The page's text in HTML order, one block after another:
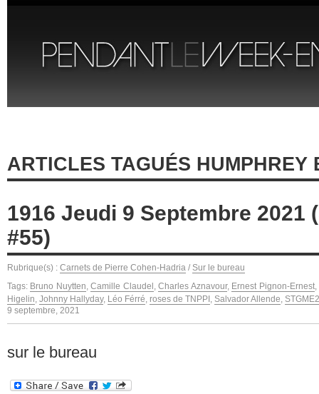
ARTICLES TAGUÉS HUMPHREY
1916 Jeudi 9 Septembre 2021
#55)
Rubrique(s) : Carnets de Pierre Cohen-Hadria / Sur le bureau
Tags: Bruno Nuytten,Camille Claudel ,Charles Aznavour, Ernest Pignon-Ernest,
Higelin, Johnny Hallyday, Léo Férré, roses de TNPPI , Salvador Allende, STGME2
9 septembre, 2021
sur le bureau